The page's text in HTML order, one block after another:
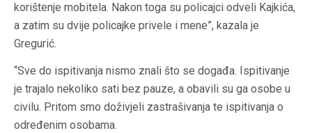
korištenje mobitela. Nakon toga su policajci odveli Kajkića,
a zatim su dvije policajke privele i mene”, kazala je
Gregurić.
“Sve do ispitivanja nismo znali što se događa. Ispitivanje
je trajalo nekoliko sati bez pauze, a obavili su ga osobe u
civilu. Pritom smo doživjeli zastrašivanja te ispitivanja o
određenim osobama.